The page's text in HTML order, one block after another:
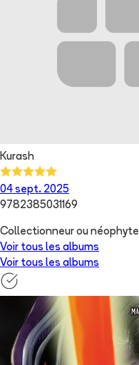
Kurash
04 sept. 2025
9782385031169
Collectionneur ou néophyte
Voir tous les albums
Voir tous les albums